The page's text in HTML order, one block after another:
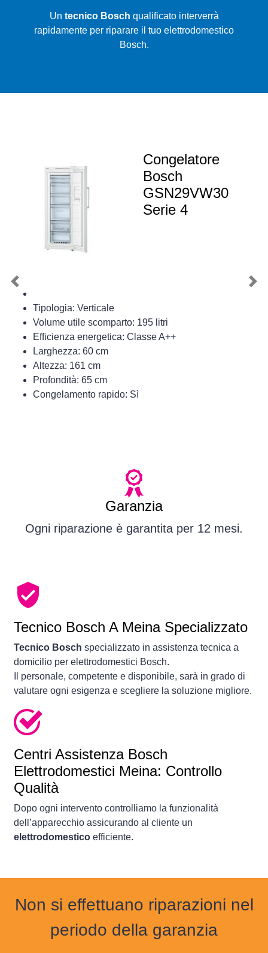
Un tecnico Bosch qualificato interverrà
rapidamente per riparare il tuo elettrodomestico
Bosch.
Congelatore
Bosch
GSN29VW30
Serie 4
Tipologia: Verticale
Volume utile scomparto: 195 litri
Efficienza energetica: Classe A++
Larghezza: 60 cm
Altezza: 161 cm
Profondità: 65 cm
Congelamento rapido: Sì
Previous
Garanzia
Ogni riparazione è garantita per 12 mesi.
Tecnico Bosch A Meina Specializzato
Tecnico Bosch specializzato in assistenza tecnica a
domicilio per elettrodomestici Bosch.
Il personale, competente e disponibile, sarà in grado di
valutare ogni esigenza e scegliere la soluzione migliore.
Centri Assistenza Bosch
Elettrodomestici Meina: Controllo
Qualità
Dopo ogni intervento controlliamo la funzionalità
dell’apparecchio assicurando al cliente un
elettrodomestico efficiente.
Non si effettuano riparazioni nel
periodo della garanzia